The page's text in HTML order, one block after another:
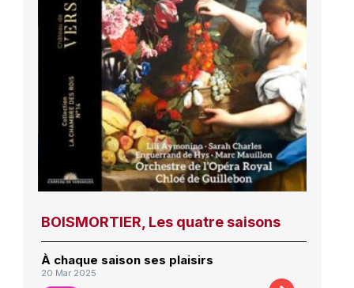
BOISMORTIER, Les quatre saisons
À chaque saison ses plaisirs
20 Mar 2025